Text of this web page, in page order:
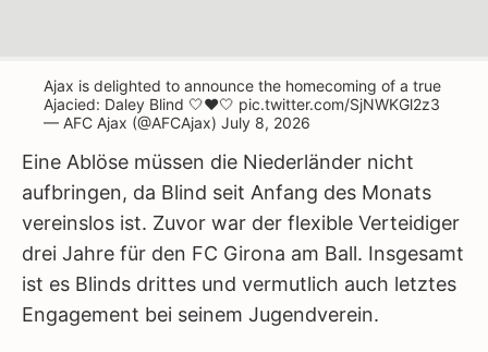
Ajax is delighted to announce the homecoming of a true
Ajacied: Daley Blind 🤍♥️🤍 pic.twitter.com/SjNWKGl2z3
— AFC Ajax (@AFCAjax) July 8, 2026
Eine Ablöse müssen die Niederländer nicht
aufbringen, da Blind seit Anfang des Monats
vereinslos ist. Zuvor war der flexible Verteidiger
drei Jahre für den FC Girona am Ball. Insgesamt
ist es Blinds drittes und vermutlich auch letztes
Engagement bei seinem Jugendverein.